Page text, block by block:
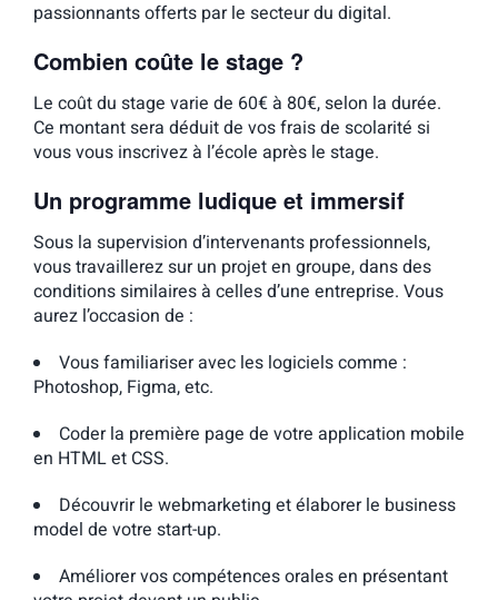
passionnants offerts par le secteur du digital.
Combien coûte le stage ?
Le coût du stage varie de 60€ à 80€, selon la durée.
Ce montant sera déduit de vos frais de scolarité si
vous vous inscrivez à l’école après le stage.
Un programme ludique et immersif
Sous la supervision d’intervenants professionnels,
vous travaillerez sur un projet en groupe, dans des
conditions similaires à celles d’une entreprise. Vous
aurez l’occasion de :
Vous familiariser avec les logicielscomme :
Photoshop, Figma, etc.
Coder la première page de votre application mobile
en HTML et CSS.
Découvrir le webmarketing et élaborer le business
model de votre start-up.
Améliorer voscompétences oralesen présentant